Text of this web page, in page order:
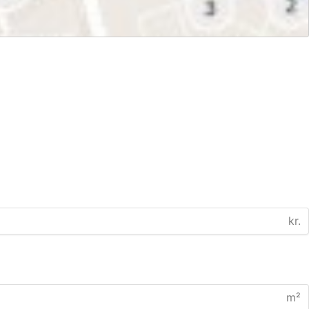
kr.
m²